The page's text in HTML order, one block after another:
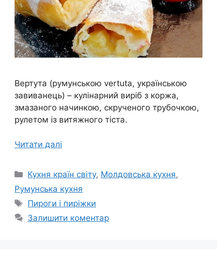
Вертута (румунською vertuta, українською
завиванець) – кулінарний виріб з коржа,
змазаного начинкою, скрученого трубочкою,
рулетом із витяжного тіста.
Читати далі
Категорії
Кухня країн світу, Молдовська кухня,
Румунська кухня
Позначки
Пироги і пиріжки
Залишити коментар